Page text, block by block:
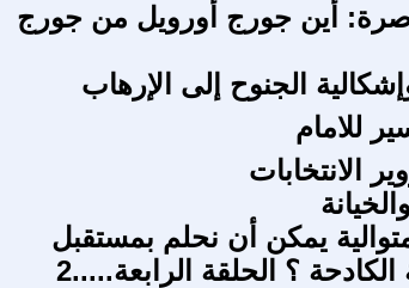
أين جورج أورويل من جورج
الجنوح إلى الإرهاب
للامام
الانتخابات
يمكن أن نحلم بمستقبل
؟ الحلقة الرابعة.....2